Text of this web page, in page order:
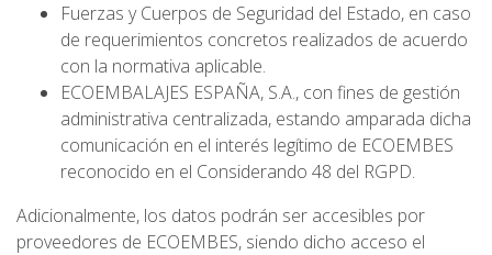
Fuerzas y Cuerpos de Seguridad del Estado, en caso
de requerimientos concretos realizados de acuerdo
con la normativa aplicable.
ECOEMBALAJES ESPAÑA, S.A., con fines de gestión
administrativa centralizada, estando amparada dicha
comunicación en el interés legítimo de ECOEMBES
reconocido en el Considerando 48 del RGPD.
Adicionalmente, los datos podrán ser accesibles por
proveedores de ECOEMBES, siendo dicho acceso el